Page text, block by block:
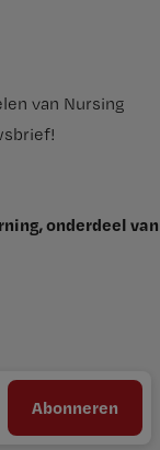
Abonneren
van Nursing
!
onderdeel van